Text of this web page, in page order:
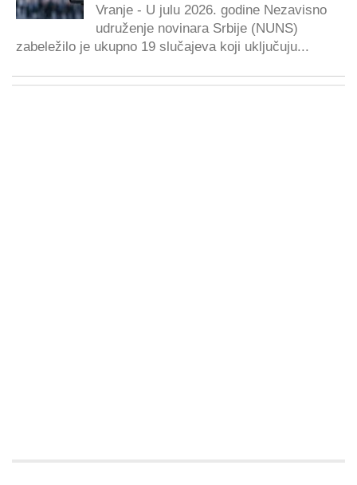
Vranje - U julu 2026. godine Nezavisno
udruženje novinara Srbije (NUNS)
zabeležilo je ukupno 19 slučajeva koji uključuju...